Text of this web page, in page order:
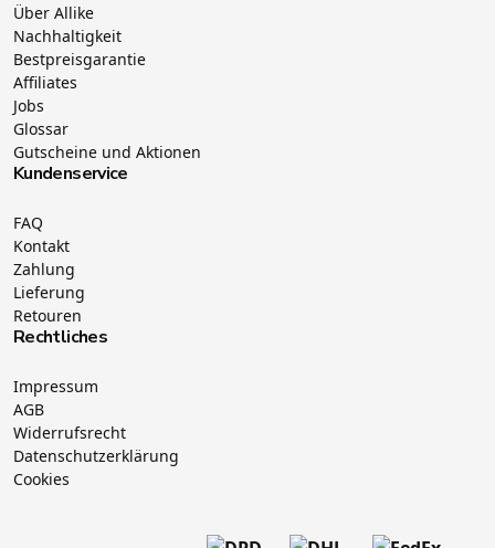
Über Allike
Nachhaltigkeit
Bestpreisgarantie
Affiliates
Jobs
Glossar
Gutscheine und Aktionen
Kundenservice
FAQ
Kontakt
Zahlung
Lieferung
Retouren
Rechtliches
Impressum
AGB
Widerrufsrecht
Datenschutzerklärung
Cookies